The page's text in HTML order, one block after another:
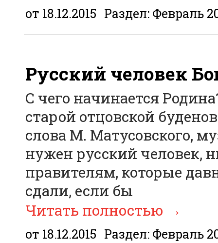
от 18.12.2015 Раздел: Февраль
Русский человек
С чего начинается
старой отцовской
слова М. Матусовского,
нужен русский человек,
правителям, которые
сдали, если бы
Читать полностью →
от 18.12.2015 Раздел: Февраль